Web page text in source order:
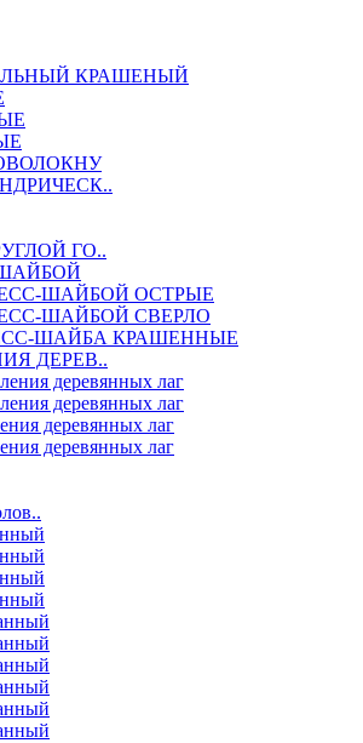
КРАШЕНЫЙ
ГО..
ШАЙБОЙ ОСТРЫЕ
ШАЙБОЙ СВЕРЛО
ШАЙБА КРАШЕННЫЕ
ДЕРЕВ..
деревянных лаг
деревянных лаг
деревянных лаг
деревянных лаг